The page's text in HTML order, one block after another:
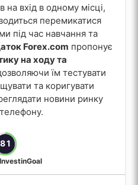
на вхід в одному місці,
перемикатися
під час навчання та
Forex.com пропонує
на ходу та
їм тестувати
та коригувати
новини ринку
81